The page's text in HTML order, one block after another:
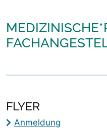
FLYER
Anmeldung